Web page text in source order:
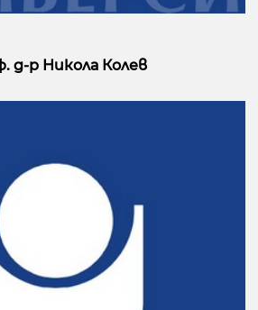
д-р Никола Колев